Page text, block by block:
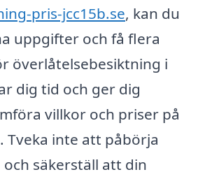
pris-jcc15b.se, kan du
uppgifter och få flera
överlåtelsebesiktning i
dig tid och ger dig
villkor och priser på
Tveka inte att påbörja
säkerställ att din